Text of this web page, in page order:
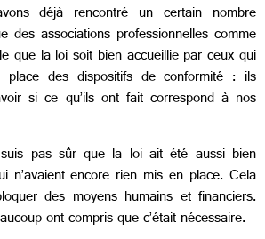
déjà rencontré un certain nombre
des associations professionnelles comme
que la loi soit bien accueillie par ceux qui
des dispositifs de conformité : ils
si ce qu’ils ont fait correspond à nos
pas sûr que la loi ait été aussi bien
n’avaient encore rien mis en place. Cela
des moyens humains et financiers.
ont compris que c’était nécessaire.